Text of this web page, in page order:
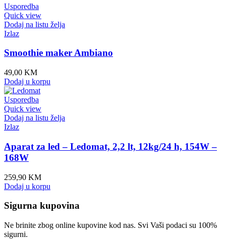
Usporedba
Quick view
Dodaj na listu želja
Izlaz
Smoothie maker Ambiano
49,00 KM
Dodaj u korpu
Usporedba
Quick view
Dodaj na listu želja
Izlaz
Aparat za led – Ledomat, 2,2 lt, 12kg/24 h, 154W –
168W
259,90 KM
Dodaj u korpu
Sigurna kupovina
Ne brinite zbog online kupovine kod nas. Svi Vaši podaci su 100%
sigurni.